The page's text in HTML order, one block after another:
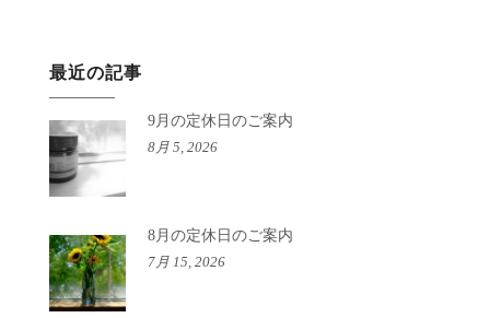
最近の記事
9月の定休日のご案内
8月 5, 2026
8月の定休日のご案内
7月 15, 2026